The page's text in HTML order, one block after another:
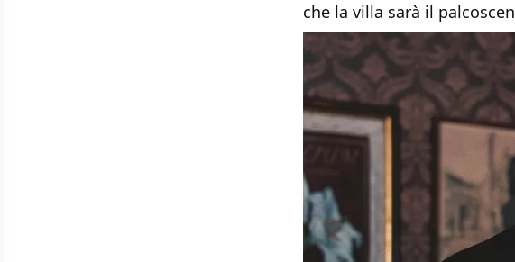
che la villa sarà il